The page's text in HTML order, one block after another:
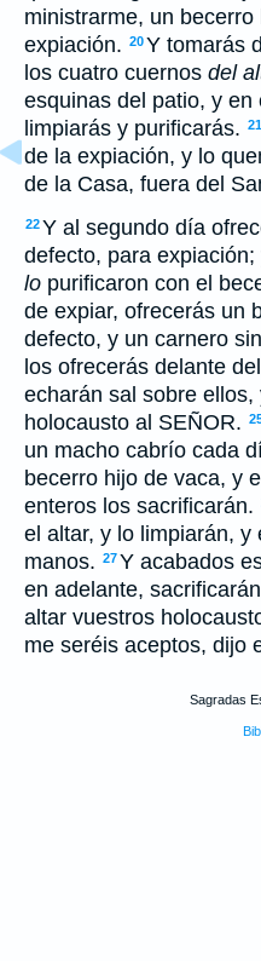
ministrarme, un
expiación. 20Y tomarás
los cuatro cuernos del
esquinas del patio, y
limpiarás y purificarás. 21
de la expiación, y lo
de la Casa, fuera del
22Y al segundo día
defecto, para
lo purificaron con el
de expiar, ofrecerás un
defecto, y un carnero
los ofrecerás delante
echarán sal sobre
holocausto al SEÑOR.
un macho cabrío cada
becerro hijo de vaca, y
enteros los sacrificarán.
el altar, y lo limpiarán, y
manos. 27Y acabados
en adelante,
altar vuestros
me seréis aceptos, dijo
Sagradas